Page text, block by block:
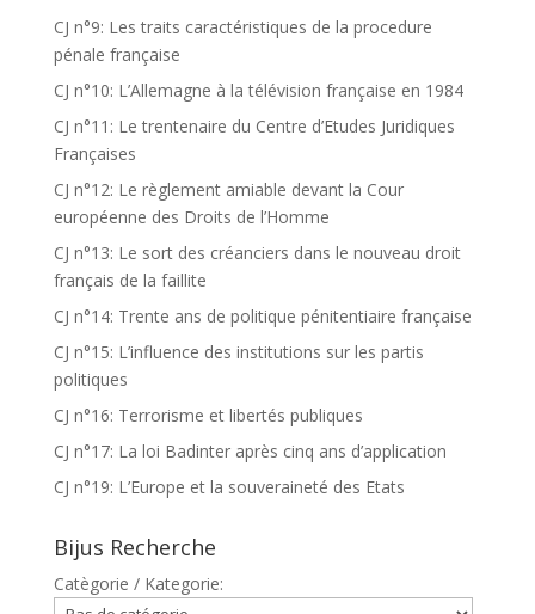
CJ n°9: Les traits caractéristiques de la procedure
pénale française
CJ n°10: L’Allemagne à la télévision française en 1984
CJ n°11: Le trentenaire du Centre d’Etudes Juridiques
Françaises
CJ n°12: Le règlement amiable devant la Cour
européenne des Droits de l’Homme
CJ n°13: Le sort des créanciers dans le nouveau droit
français de la faillite
CJ n°14: Trente ans de politique pénitentiaire française
CJ n°15: L’influence des institutions sur les partis
politiques
CJ n°16: Terrorisme et libertés publiques
CJ n°17: La loi Badinter après cinq ans d’application
CJ n°19: L’Europe et la souveraineté des Etats
Bijus Recherche
Catègorie / Kategorie: